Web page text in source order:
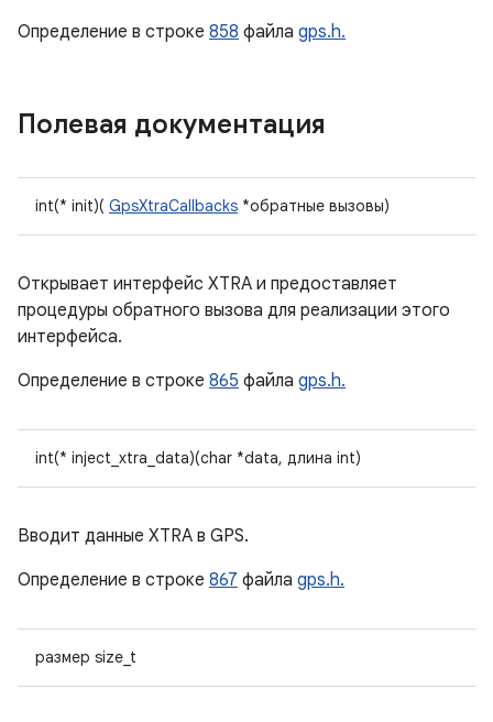
Определение в строке 858 файла gps.h.
Полевая документация
int(* init)( GpsXtraCallbacks *обратные вызовы)
Открывает интерфейс XTRA и предоставляет
процедуры обратного вызова для реализации этого
интерфейса.
Определение в строке 865 файла gps.h.
int(* inject_xtra_data)(char *data, длина int)
Вводит данные XTRA в GPS.
Определение в строке 867 файла gps.h.
размер size_t